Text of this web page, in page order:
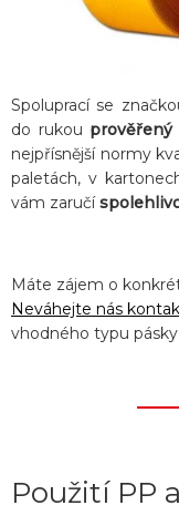
Spoluprací se
do rukou
nejpřísnější normy
paletách, v
vám zaručí
Máte zájem o
Neváhejte nás
vhodného typu
Použití PP